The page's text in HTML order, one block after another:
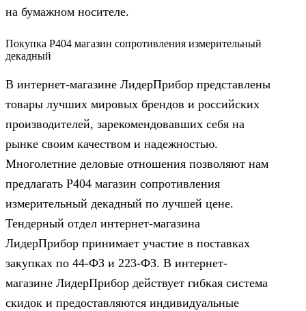
на бумажном носителе.
Покупка Р404 магазин сопротивления измерительный
декадный
В интернет-магазине ЛидерПрибор представлены
товары лучших мировых брендов и российских
производителей, зарекомендовавших себя на
рынке своим качеством и надежностью.
Многолетние деловые отношения позволяют нам
предлагать Р404 магазин сопротивления
измерительный декадный по лучшей цене.
Тендерный отдел интернет-магазина
ЛидерПрибор принимает участие в поставках
закупках по 44‑ФЗ и 223‑ФЗ. В интернет-
магазине ЛидерПрибор действует гибкая система
скидок и предоставляются индивидуальные